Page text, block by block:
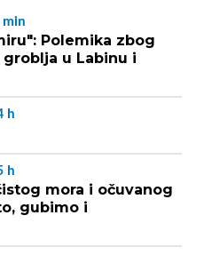
min
Polemika zbog
u Labinu i
h
h
mora i očuvanog
gubimo i